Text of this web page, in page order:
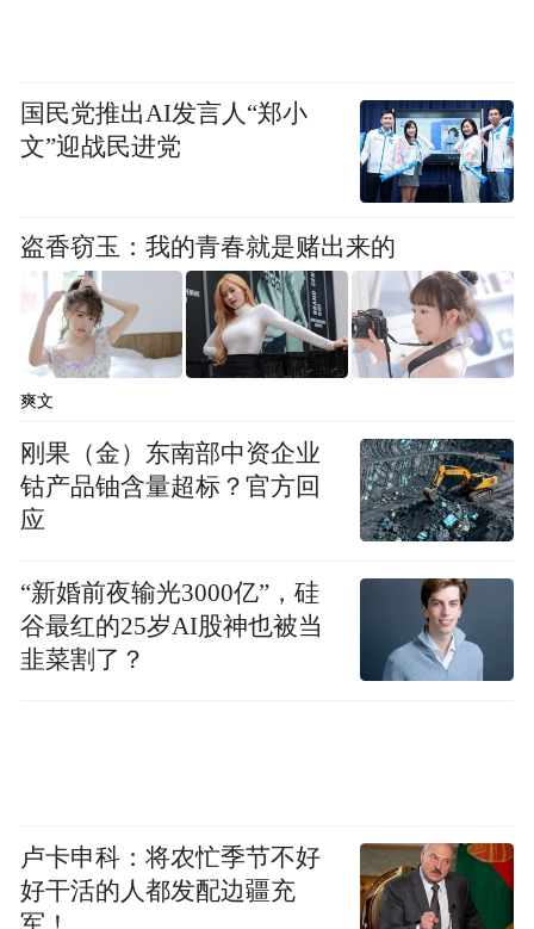
国民党推出AI发言人“郑小
文”迎战民进党
盗香窃玉：我的青春就是赌出来的
爽文
刚果（金）东南部中资企业
钴产品铀含量超标？官方回
应
“新婚前夜输光3000亿”，硅
谷最红的25岁AI股神也被当
韭菜割了？
卢卡申科：将农忙季节不好
好干活的人都发配边疆充